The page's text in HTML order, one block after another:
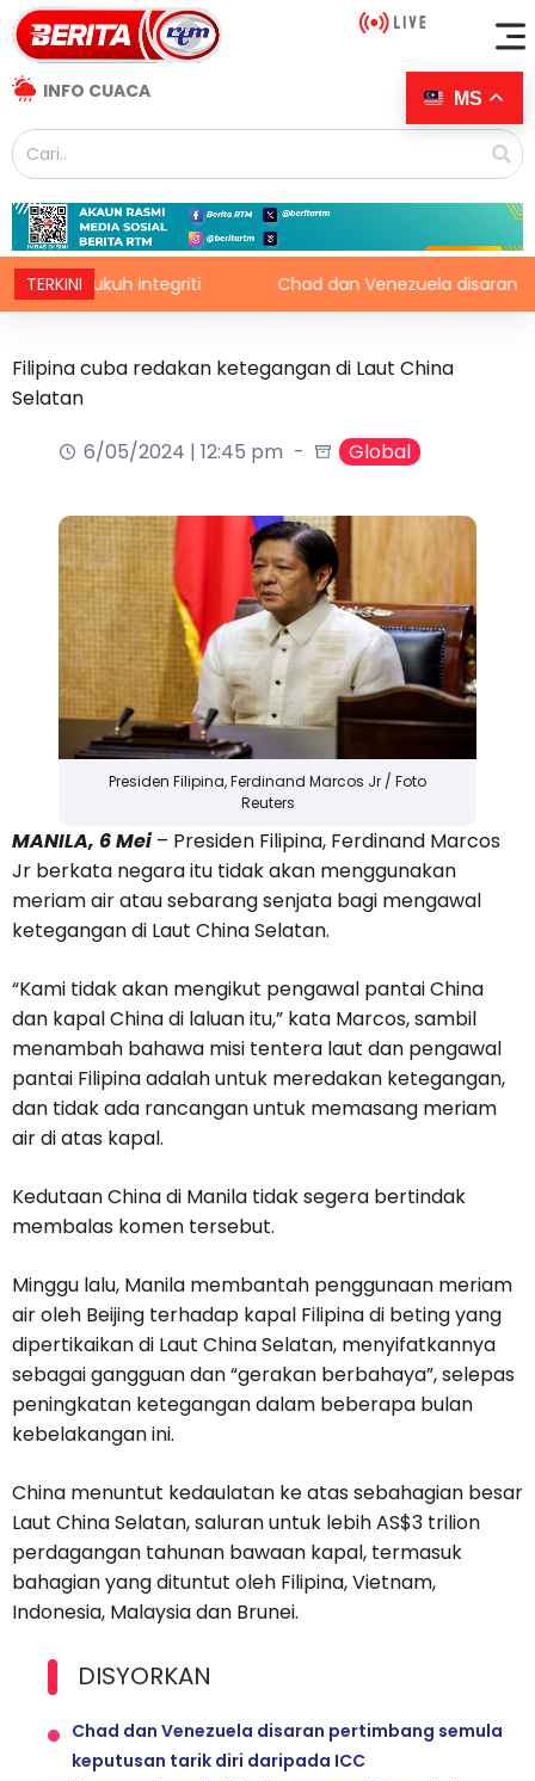
INFO CUACA
TERKINIintegriti Chad dan Venezuela disaran
Filipina cuba redakan ketegangan di Laut China
Selatan
6/05/2024 | 12:45 pm
Global
Presiden Filipina, Ferdinand Marcos Jr / Foto
Reuters
MANILA, 6 Mei– Presiden Filipina, Ferdinand Marcos
Jr berkata negara itu tidak akan menggunakan
meriam air atau sebarang senjata bagi mengawal
ketegangan di Laut China Selatan.
“Kami tidak akan mengikut pengawal pantai China
dan kapal China di laluan itu,” kata Marcos, sambil
menambah bahawa misi tentera laut dan pengawal
pantai Filipina adalah untuk meredakan ketegangan,
dan tidak ada rancangan untuk memasang meriam
air di atas kapal.
Kedutaan China di Manila tidak segera bertindak
membalas komen tersebut.
Minggu lalu, Manila membantah penggunaan meriam
air oleh Beijing terhadap kapal Filipina di beting yang
dipertikaikan di Laut China Selatan, menyifatkannya
sebagai gangguan dan “gerakan berbahaya”, selepas
peningkatan ketegangan dalam beberapa bulan
kebelakangan ini.
China menuntut kedaulatan ke atas sebahagian besar
Laut China Selatan, saluran untuk lebih AS$3 trilion
perdagangan tahunan bawaan kapal, termasuk
bahagian yang dituntut oleh Filipina, Vietnam,
Indonesia, Malaysia dan Brunei.
DISYORKAN
Chad dan Venezuela disaran pertimbang semula
keputusan tarik diri daripada ICC
MS